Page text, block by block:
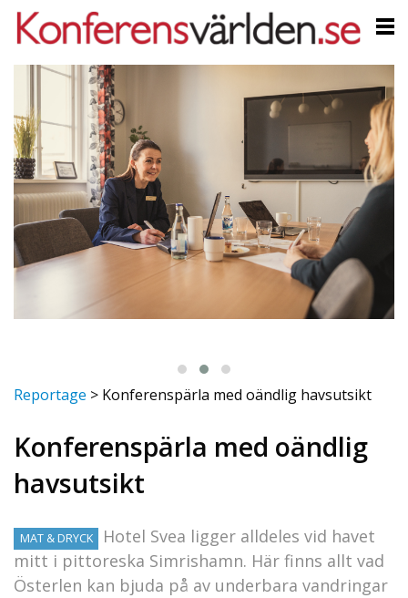
Reportage > Konferenspärla med oändlig havsutsikt
Konferenspärla med oändlig
havsutsikt
MAT & DRYCK
Hotel Svea ligger alldeles vid havet
mitt i pittoreska Simrishamn. Här finns allt vad
Österlen kan bjuda på av underbara vandringar